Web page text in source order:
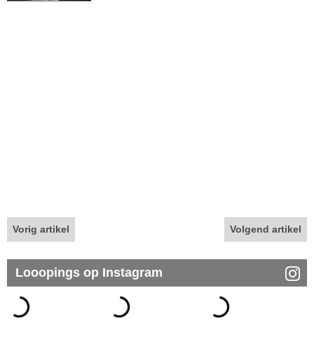
Vorig artikel Volgend artikel
Looopings op Instagram